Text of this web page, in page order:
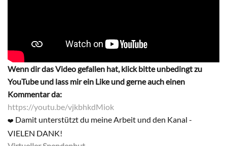
Wenn dir das Video gefallen hat, klick bitte unbedingt zu
YouTube und lass mir ein Like und gerne auch einen
Kommentar da:
https://youtu.be/vjkbhkdMiok
❤️ Damit unterstützt du meine Arbeit und den Kanal -
VIELEN DANK!